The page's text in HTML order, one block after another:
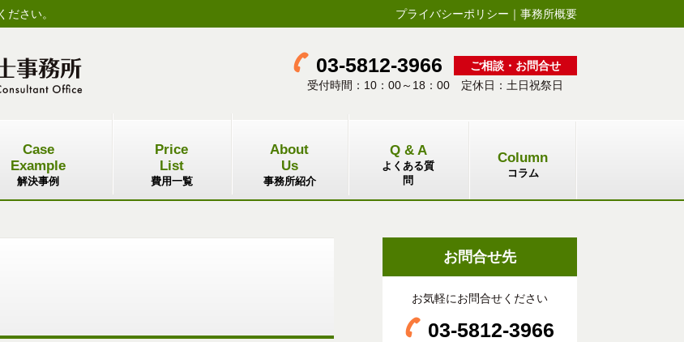
さい。 プライバシーポリシー ｜ 事務所概要
03-5812-3966
ご相談・お問合せ
受付時間：10：00～18：00 定休日：土日祝祭日
Case
Example
解決事例
Price
List
費用一覧
About
Us
事務所紹介
Q & A
よくある質
問
Column
コラム
お問合せ先
お気軽にお問合せください
03-5812-3966